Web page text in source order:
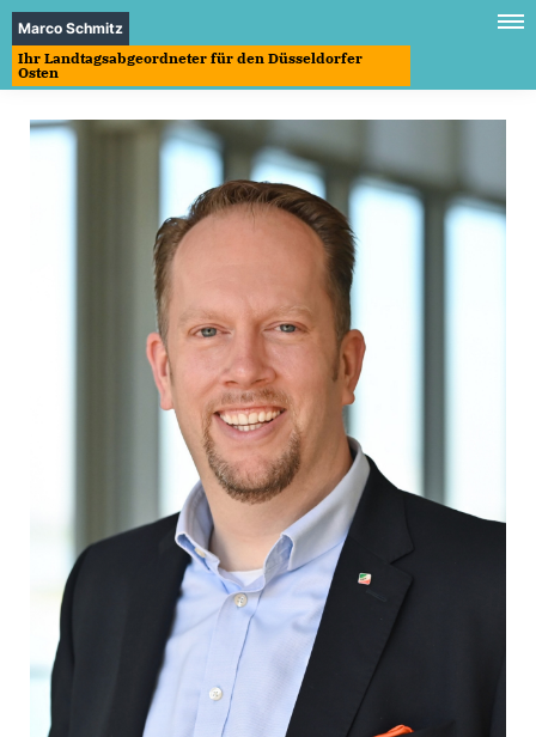
Marco Schmitz
Ihr Landtagsabgeordneter für den Düsseldorfer
Osten